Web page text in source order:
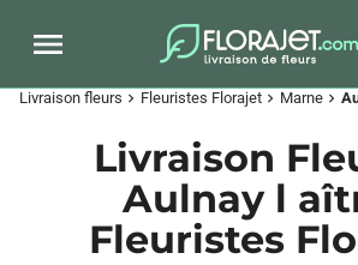
Livraison fleurs chevron_right Fleuristes Florajet chevron_right Marne chevron_right
Livraison
Aulnay l
Fleuristes